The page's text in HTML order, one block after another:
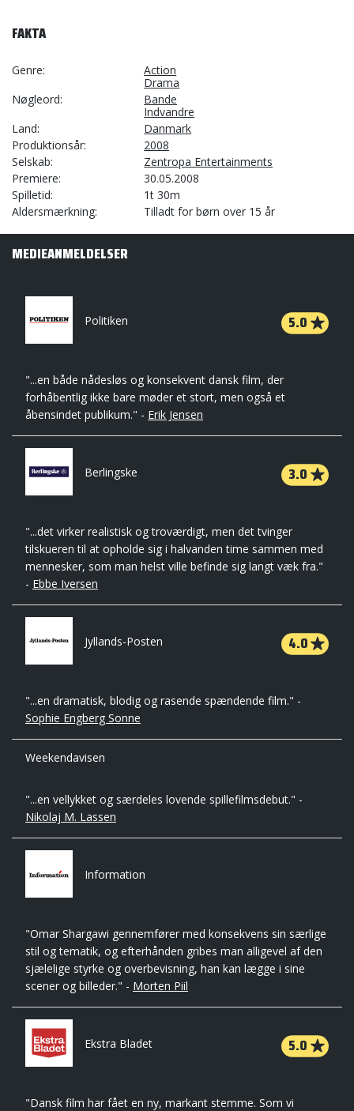
FAKTA
Genre
Action
Drama
Nøgleord
Bande
Indvandre
Land
Danmark
Produktionsår
2008
Selskab
Zentropa Entertainments
Premiere
30.05.2008
Spilletid
1t 30m
Aldersmærkning
Tilladt for børn over 15 år
MEDIEANMELDELSER
Politiken 5.0
"...en både nådesløs og konsekvent dansk film, der
forhåbentlig ikke bare møder et stort, men også et
åbensindet publikum." - Erik Jensen
Berlingske 3.0
"...det virker realistisk og troværdigt, men det tvinger
tilskueren til at opholde sig i halvanden time sammen med
mennesker, som man helst ville befinde sig langt væk fra."
- Ebbe Iversen
Jyllands-Posten 4.0
"...en dramatisk, blodig og rasende spændende film." -
Sophie Engberg Sonne
Weekendavisen
"...en vellykket og særdeles lovende spillefilmsdebut." -
Nikolaj M. Lassen
Information
"Omar Shargawi gennemfører med konsekvens sin særlige
stil og tematik, og efterhånden gribes man alligevel af den
sjælelige styrke og overbevisning, han kan lægge i sine
scener og billeder." - Morten Piil
Ekstra Bladet 5.0
"Dansk film har fået en ny, markant stemme. Som vi